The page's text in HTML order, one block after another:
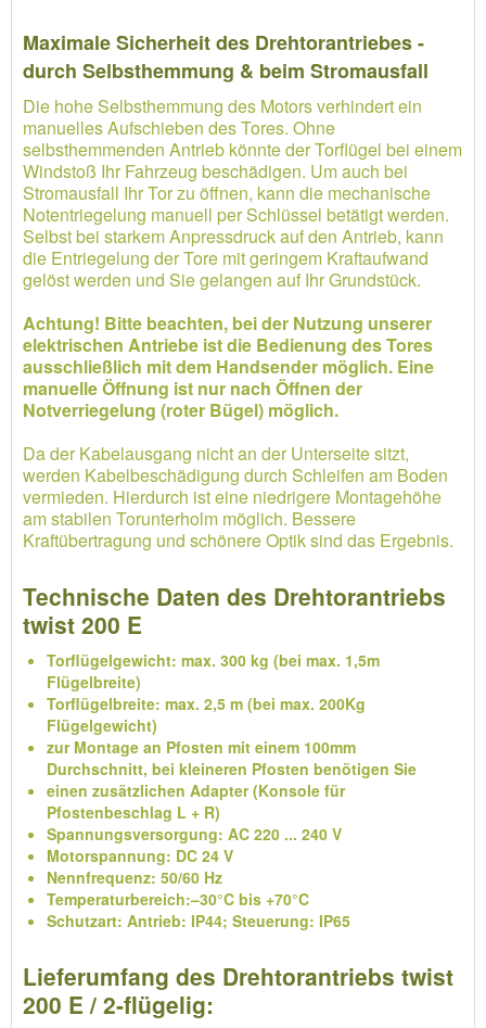
Maximale Sicherheit des Drehtorantriebes -
durch Selbsthemmung & beim Stromausfall
Die hohe Selbsthemmung des Motors verhindert ein
manuelles Aufschieben des Tores. Ohne
selbsthemmenden Antrieb könnte der Torflügel bei einem
Windstoß Ihr Fahrzeug beschädigen. Um auch bei
Stromausfall Ihr Tor zu öffnen, kann die mechanische
Notentriegelung manuell per Schlüssel betätigt werden.
Selbst bei starkem Anpressdruck auf den Antrieb, kann
die Entriegelung der Tore mit geringem Kraftaufwand
gelöst werden und Sie gelangen auf Ihr Grundstück.
Achtung! Bitte beachten, bei der Nutzung unserer
elektrischen Antriebe ist die Bedienung des Tores
ausschließlich mit dem Handsender möglich. Eine
manuelle Öffnung ist nur nach Öffnen der
Notverriegelung (roter Bügel) möglich.
Da der Kabelausgang nicht an der Unterseite sitzt,
werden Kabelbeschädigung durch Schleifen am Boden
vermieden. Hierdurch ist eine niedrigere Montagehöhe
am stabilen Torunterholm möglich. Bessere
Kraftübertragung und schönere Optik sind das Ergebnis.
Technische Daten des Drehtorantriebs
twist 200 E
Torflügelgewicht: max. 300 kg (bei max. 1,5m
Flügelbreite)
Torflügelbreite: max. 2,5 m (bei max. 200Kg
Flügelgewicht)
zur Montage an Pfosten mit einem 100mm
Durchschnitt, bei kleineren Pfosten benötigen Sie
einen zusätzlichen Adapter (Konsole für
Pfostenbeschlag L + R)
Spannungsversorgung: AC 220 ... 240 V
Motorspannung: DC 24 V
Nennfrequenz: 50/60 Hz
Temperaturbereich:–30°C bis +70°C
Schutzart: Antrieb: IP44; Steuerung: IP65
Lieferumfang des Drehtorantriebs twist
200 E / 2-flügelig: